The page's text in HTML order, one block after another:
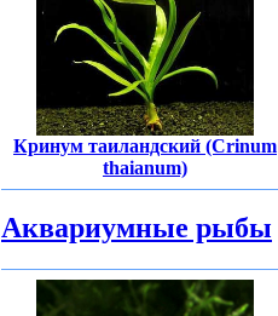
Кринум таиландский (Crinum
thaianum)
Аквариумные рыбы